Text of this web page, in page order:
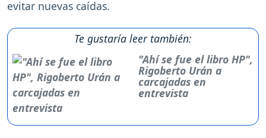
evitar nuevas caídas.
Te gustaría leer también:
"Ahí se fue el libro HP",
Rigoberto Urán a
carcajadas en
entrevista